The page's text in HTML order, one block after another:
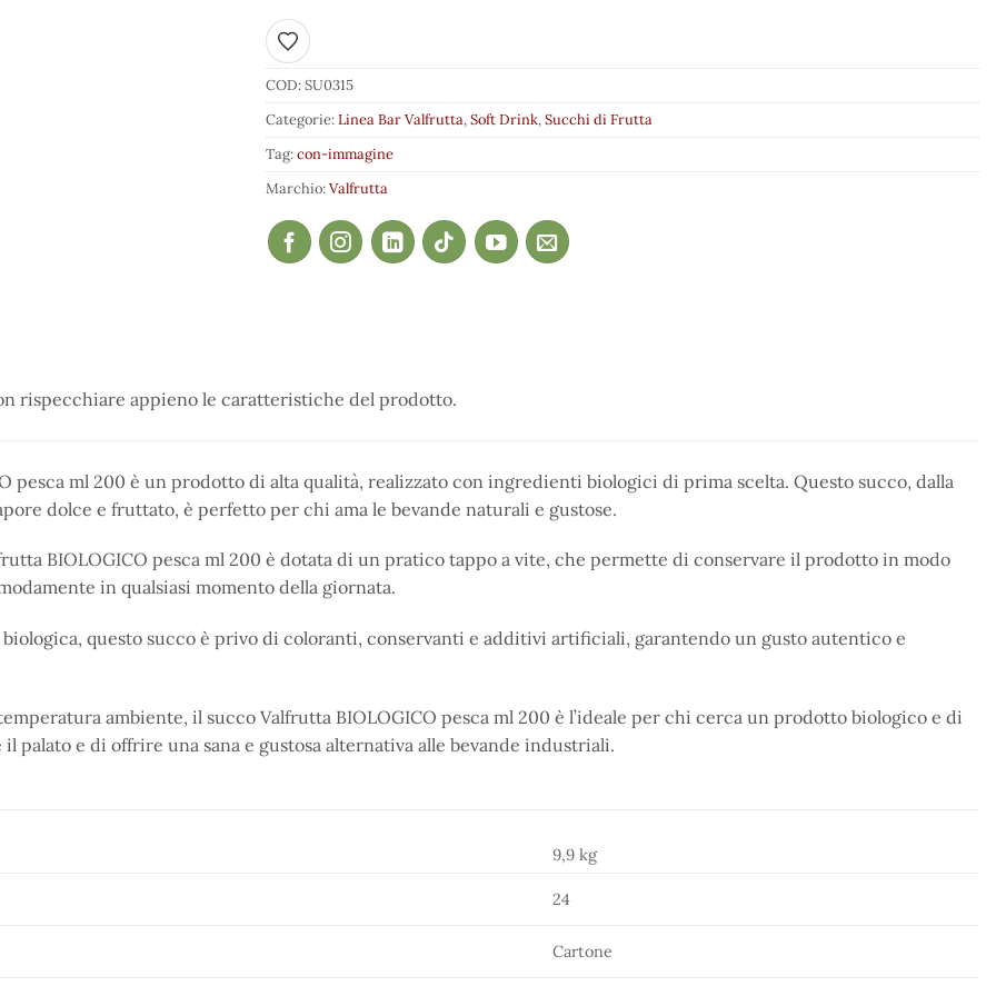
Aggiungi ai preferiti
COD:SU0315
Categorie:Linea Bar Valfrutta,Soft Drink,Succhi di Frutta
Tag:con-immagine
Marchio:Valfrutta
rispecchiare appieno le caratteristiche del prodotto.
pesca ml 200 è un prodotto di alta qualità, realizzato con ingredienti biologici di prima scelta. Questo succo, dalla
dolce e fruttato, è perfetto per chi ama le bevande naturali e gustose.
BIOLOGICO pesca ml 200 è dotata di un pratico tappo a vite, che permette di conservare il prodotto in modo
in qualsiasi momento della giornata.
biologica, questo succo è privo di coloranti, conservanti e additivi artificiali, garantendo un gusto autentico e
ambiente, il succo Valfrutta BIOLOGICO pesca ml 200 è l’ideale per chi cerca un prodotto biologico e di
palato e di offrire una sana e gustosa alternativa alle bevande industriali.
9,9 kg
24
Cartone